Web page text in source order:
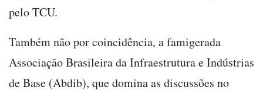
pelo TCU.
Também não por coincidência, a famigerada
Associação Brasileira da Infraestrutura e Indústrias
de Base (Abdib), que domina as discussões no